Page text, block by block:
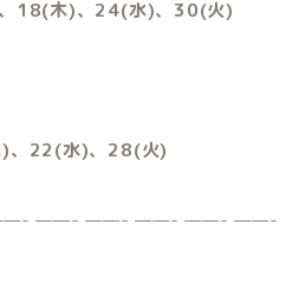
18(木)、24(水)、30(火)
、22(水)、28(火)
——- ——- ——- ——- ——-